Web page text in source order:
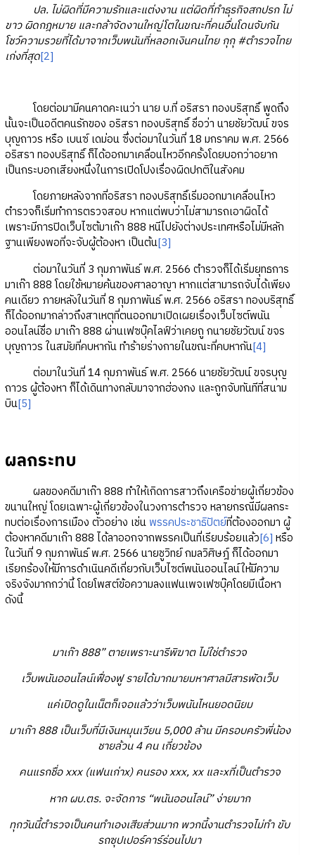
ปล. ไม่ผิดที่มีความรักและแต่งงาน แต่ผิดที่ทำธุรกิจสกปรก ไม่
ขาว ผิดกฎหมาย และกล้าจัดงานใหญ่โตในขณะที่คนอื่นโดนจับกัน
โชว์ความรวยที่ได้มาจากเว็บพนันที่หลอกเงินคนไทย กุกุ #ตำรวจไทย
เก่งที่สุด[2]
โดยต่อมามีคนคาดคะเนว่า นาย บ.ที่ อริสรา ทองบริสุทธิ์ พูดถึง
นั้นจะเป็นอดีตคนรักของ อริสรา ทองบริสุทธิ์ ชื่อว่า นายชัยวัฒน์ ขจร
บุญถาวร หรือ เบนซ์ เดม่อน ซึ่งต่อมาในวันที่ 18 มกราคม พ.ศ. 2566
อริสรา ทองบริสุทธิ์ ก็ได้ออกมาเคลื่อนไหวอีกครั้งโดยบอกว่าอยาก
เป็นกระบอกเสียงหนึ่งในการเปิดโปงเรื่องผิดปกติในสังคม
โดยภายหลังจากที่อริสรา ทองบริสุทธิ์เริ่มออกมาเคลื่อนไหว
ตำรวจก็เริ่มทำการตรวจสอบ หากแต่พบว่าไม่สามารถเอาผิดได้
เพราะมีการปิดเว็บไซต้มาเก๊า 888 หนีไปยังต่างประเทศหรือไม่มีหลัก
ฐานเพียงพอที่จะจับผู้ต้องหา เป็นต้น[3]
ต่อมาในวันที่ 3 กุมภาพันธ์ พ.ศ. 2566 ตำรวจก็ได้เริ่มยุทธการ
มาเก๊า 888 โดยใช้หมายค้นของศาลอาญา หากแต่สามารถจับได้เพียง
คนเดียว ภายหลังในวันที่ 8 กุมภาพันธ์ พ.ศ. 2566 อริสรา ทองบริสุทธิ์
ก็ได้ออกมากล่าวถึงสาเหตุที่ตนออกมาเปิดเผยเรื่องเว็บไซต์พนัน
ออนไลน์ชื่อ มาเก๊า 888 ผ่านเฟซบุ๊คไลฟ์ว่าเคยถู กนายชัยวัฒน์ ขจร
บุญถาวร ในสมัยที่คบหากัน ทำร้ายร่างกายในขณะที่คบหากัน[4]
ต่อมาในวันที่ 14 กุมภาพันธ์ พ.ศ. 2566 นายชัยวัฒน์ ขจรบุญ
ถาวร ผู้ต้องหา ก็ได้เดินทางกลับมาจากฮ่องกง และถูกจับทันทีที่สนาม
บิน[5]
ผลกระทบ
ผลของคดีมาเก๊า 888 ทำให้เกิดการสาวถึงเครือข่ายผู้เกี่ยวข้อง
ขนานใหญ่ โดยเฉพาะผู้เกี่ยวข้องในวงการตำรวจ หลายกรณีมีผลกระ
ทบต่อเรื่องการเมือง ตัวอย่าง เช่น พรรคประชาธิปัตย์ที่ต้องออกมา ผู้
ต้องหาคดีมาเก๊า 888 ได้ลาออกจากพรรคเป็นที่เรียบร้อยแล้ว[6] หรือ
ในวันที่ 9 กุมภาพันธ์ พ.ศ. 2566 นายชูวิทย์ กมลวิศิษฎ์ ก็ได้ออกมา
เรียกร้องให้มีการดำเนินคดีเกี่ยวกับเว็บไซต์พนันออนไลน์ให้มีความ
จริงจังมากกว่านี้ โดยโพสต์ข้อความลงแฟนเพจเฟซบุ๊คโดยมีเนื้อหา
ดังนี้
มาเก๊า 888” ตายเพราะนารีพิฆาต ไม่ใช่ตำรวจ
เว็บพนันออนไลน์เฟื่องฟู รายได้มากมายมหาศาลมีสารพัดเว็บ
แค่เปิดดูในเน็ตก็เจอแล้วว่าเว็บพนันไหนยอดนิยม
มาเก๊า 888 เป็นเว็บที่มีเงินหมุนเวียน 5,000 ล้าน มีครอบครัวพี่น้อง
ชายล้วน 4 คน เกี่ยวข้อง
คนแรกชื่อ xxx (แฟนเก่าx) คนรอง xxx, xx และxที่เป็นตำรวจ
หาก ผบ.ตร. จะจัดการ “พนันออนไลน์” ง่ายมาก
ทุกวันนี้ตำรวจเป็นคนทำเองเสียส่วนมาก พวกนี้งานตำรวจไม่ทำ ขับ
รถซุปเปอร์คาร์ร่อนไปมา